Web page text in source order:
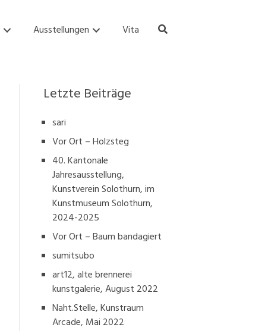
Ausstellungen Vita
Letzte Beiträge
sari
Vor Ort – Holzsteg
40. Kantonale
Jahresausstellung,
Kunstverein Solothurn, im
Kunstmuseum Solothurn,
2024-2025
Vor Ort – Baum bandagiert
sumitsubo
art12, alte brennerei
kunstgalerie, August 2022
Naht.Stelle, Kunstraum
Arcade, Mai 2022